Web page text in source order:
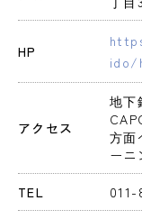
HP
ido/
アクセス
地下
方面
ーニ
TEL